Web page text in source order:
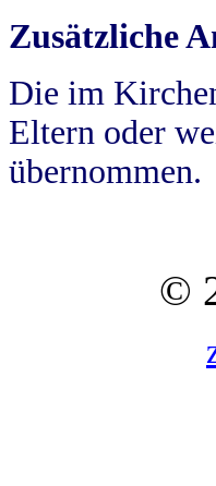
Zusätzliche
Die im
Eltern oder
übernommen.
©